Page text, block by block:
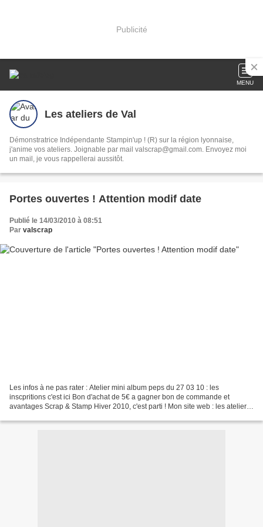
Publicité
MENU
Les ateliers de Val
Démonstratrice Indépendante Stampin'up ! (R) sur la région lyonnaise,
j'anime vos ateliers. Joignable par mail valscrap@gmail.com. Envoyez moi
un mail, je vous rappellerai aussitôt.
Portes ouvertes ! Attention modif date
Publié le 14/03/2010 à 08:51
Par valscrap
Les infos à ne pas rater : Atelier mini album peps du 27 03 10 : les
inscpritions c'est ici Bon d'achat de 5€ a gagner bon de commande et
avantages Scrap & Stamp Hiver 2010, c'est parti ! Mon site web : les ateliers